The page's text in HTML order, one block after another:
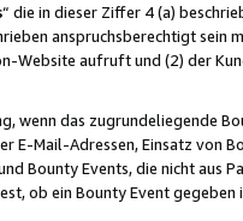
“ die in dieser Ziffer 4 (a)
anspruchsberechtigt sein
Website aufruft und (2) der
wenn das zugrundeliegende
E-Mail-Adressen, Einsatz von
Bounty Events, die nicht
ob ein Bounty Event